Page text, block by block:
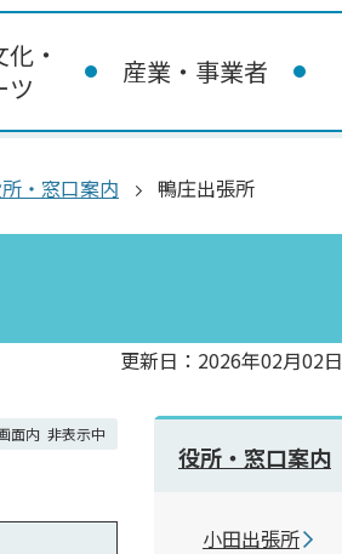
・
ツ
産業・事業者
・窓口案内 鴨庄出張所
更新日：2026年02月02日
面内 非表示中
役所・窓口案内
小田出張所